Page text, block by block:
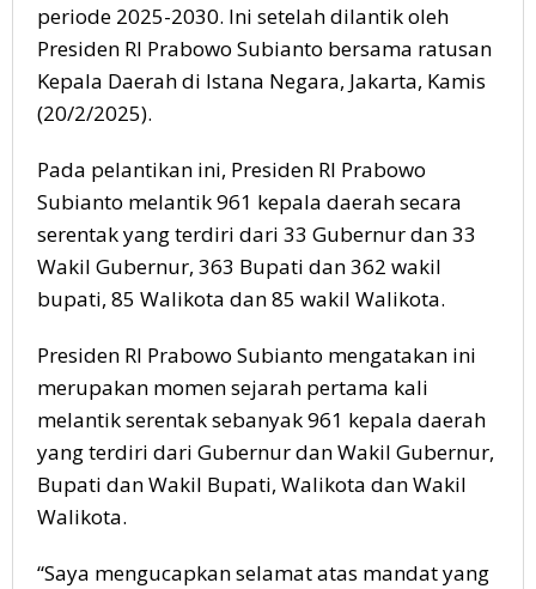
periode 2025-2030. Ini setelah dilantik oleh
Presiden RI Prabowo Subianto bersama ratusan
Kepala Daerah di Istana Negara, Jakarta, Kamis
(20/2/2025).
Pada pelantikan ini, Presiden RI Prabowo
Subianto melantik 961 kepala daerah secara
serentak yang terdiri dari 33 Gubernur dan 33
Wakil Gubernur, 363 Bupati dan 362 wakil
bupati, 85 Walikota dan 85 wakil Walikota.
Presiden RI Prabowo Subianto mengatakan ini
merupakan momen sejarah pertama kali
melantik serentak sebanyak 961 kepala daerah
yang terdiri dari Gubernur dan Wakil Gubernur,
Bupati dan Wakil Bupati, Walikota dan Wakil
Walikota.
“Saya mengucapkan selamat atas mandat yang